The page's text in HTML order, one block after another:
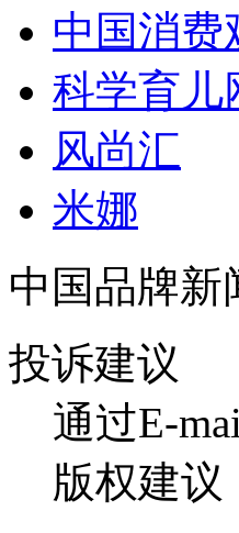
中国消费
科学育儿
风尚汇
米娜
中国品牌新
投诉建议
通过E-
版权建议